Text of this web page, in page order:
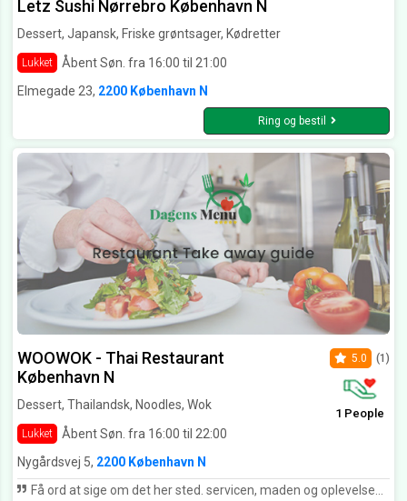
Letz Sushi Nørrebro København N
Dessert, Japansk, Friske grøntsager, Kødretter
Lukket
Åbent Søn. fra 16:00 til 21:00
Elmegade 23, 2200 København N
Ring og bestil
WOOWOK - Thai Restaurant
København N
Dessert, Thailandsk, Noodles, Wok
Lukket Åbent Søn. fra 16:00 til 22:00
5.0 (1)
1 People
Nygårdsvej 5, 2200 København N
Få ord at sige om det her sted. servicen, maden og oplevelsen er i top kvalitet. besøger helt klart det her sted igen